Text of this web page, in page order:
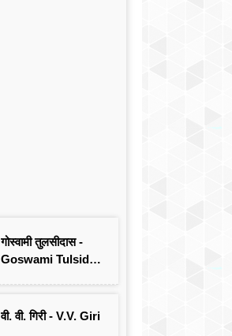
गोस्वामी तुलसीदास -
Goswami Tulsidas:
वी. वी. गिरी - V.V. Giri